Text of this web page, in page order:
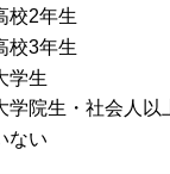
校2年生
校3年生
学生
学院生・社会人以
ない